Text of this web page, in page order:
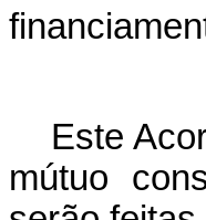
Este
mútuo